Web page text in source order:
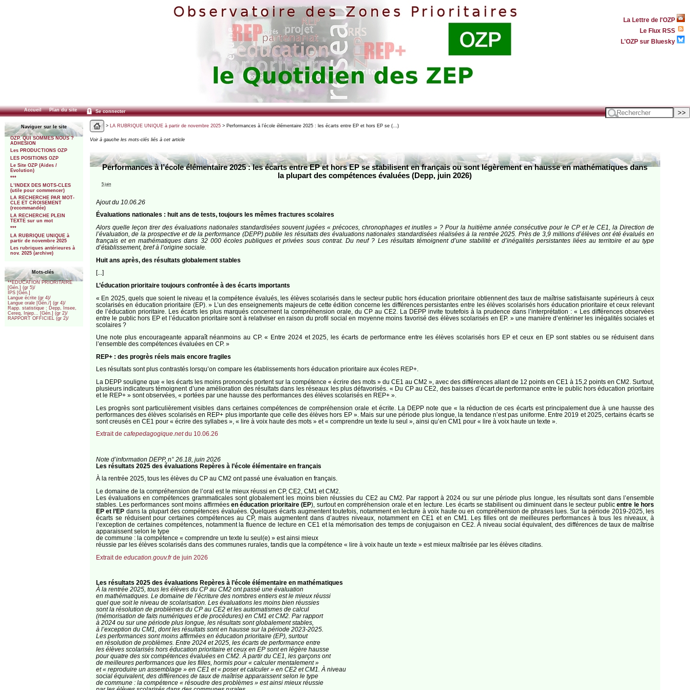
La Lettre de l'OZP
Le Flux RSS
L'OZP sur Bluesky
Accueil Plan du site Se connecter
Naviguer sur le site
OZP. QUI SOMMES NOUS ?
ADHESION
Les PRODUCTIONS OZP
LES POSITIONS OZP
Le Site OZP (Aides /
Evolution)
***
L’INDEX DES MOTS-CLES
(utile pour commencer)
LA RECHERCHE PAR MOT-
CLE ET CROISEMENT
(recommandée)
LA RECHERCHE PLEIN
TEXTE sur un mot
***
LA RUBRIQUE UNIQUE à
partir de novembre 2025
Les rubriques antérieures à
nov. 2025 (archive)
Mots-clés
**EDUCATION PRIORITAIRE
[Gén.] (gr 5)/
IPS [Gén.]
Langue écrite (gr 4)/
Langue orale [Gén./] (gr 4)/
Rapp. statistique : Depp, Insee,
Cereq, Injep... [Gén.] (gr 2)/
RAPPORT OFFICIEL (gr 2)/
> LA RUBRIQUE UNIQUE à partir de novembre 2025> Performances à l’école élémentaire 2025 : les écarts entre EP et hors EP se (…)
Voir à gauche les mots-clés liés à cet article
Performances à l’école élémentaire 2025 : les écarts entre EP et hors EP se stabilisent en français ou sont légèrement en hausse en mathématiques dans
la plupart des compétences évaluées (Depp, juin 2026)
5 juin
Ajout du 10.06.26
Évaluations nationales : huit ans de tests, toujours les mêmes fractures scolaires
Alors quelle leçon tirer des évaluations nationales standardisées souvent jugées « précoces, chronophages et inutiles » ? Pour la huitième année consécutive pour le CP et le CE1, la Direction de
l’évaluation, de la prospective et de la performance (DEPP) publie les résultats des évaluations nationales standardisées réalisées à la rentrée 2025. Près de 3,9 millions d’élèves ont été évalués en
français et en mathématiques dans 32 000 écoles publiques et privées sous contrat. Du neuf ? Les résultats témoignent d’une stabilité et d’inégalités persistantes liées au territoire et au type
d’établissement, bref à l’origine sociale.
Huit ans après, des résultats globalement stables
[...]
L’éducation prioritaire toujours confrontée à des écarts importants
« En 2025, quels que soient le niveau et la compétence évalués, les élèves scolarisés dans le secteur public hors éducation prioritaire obtiennent des taux de maîtrise satisfaisante supérieurs à ceux
scolarisés en éducation prioritaire (EP). » L’un des enseignements majeurs de cette édition concerne les différences persistantes entre les élèves scolarisés hors éducation prioritaire et ceux relevant
de l’éducation prioritaire. Les écarts les plus marqués concernent la compréhension orale, du CP au CE2. La DEPP invite toutefois à la prudence dans l’interprétation : « Les différences observées
entre le public hors EP et l’éducation prioritaire sont à relativiser en raison du profil social en moyenne moins favorisé des élèves scolarisés en EP. » une manière d’entériner les inégalités sociales et
scolaires ?
Une note plus encourageante apparaît néanmoins au CP. « Entre 2024 et 2025, les écarts de performance entre les élèves scolarisés hors EP et ceux en EP sont stables ou se réduisent dans
l’ensemble des compétences évaluées en CP. »
REP+ : des progrès réels mais encore fragiles
Les résultats sont plus contrastés lorsqu’on compare les établissements hors éducation prioritaire aux écoles REP+.
La DEPP souligne que « les écarts les moins prononcés portent sur la compétence « écrire des mots » du CE1 au CM2 », avec des différences allant de 12 points en CE1 à 15,2 points en CM2. Surtout,
plusieurs indicateurs témoignent d’une amélioration des résultats dans les réseaux les plus défavorisés. « Du CP au CE2, des baisses d’écart de performance entre le public hors éducation prioritaire
et le REP+ » sont observées, « portées par une hausse des performances des élèves scolarisés en REP+ ».
Les progrès sont particulièrement visibles dans certaines compétences de compréhension orale et écrite. La DEPP note que « la réduction de ces écarts est principalement due à une hausse des
performances des élèves scolarisés en REP+ plus importante que celle des élèves hors EP ». Mais sur une période plus longue, la tendance n’est pas uniforme. Entre 2019 et 2025, certains écarts se
sont creusés en CE1 pour « écrire des syllabes », « lire à voix haute des mots » et « comprendre un texte lu seul », ainsi qu’en CM1 pour « lire à voix haute un texte ».
Extrait de cafepedagogique.netdu 10.06.26
Note d’information DEPP, n° 26.18, juin 2026
Les résultats 2025 des évaluations Repères à l’école élémentaire en français
À la rentrée 2025, tous les élèves du CP au CM2 ont passé une évaluation en français.
Le domaine de la compréhension de l’oral est le mieux réussi en CP, CE2, CM1 et CM2.
Les évaluations en compétences grammaticales sont globalement les moins bien réussies du CE2 au CM2. Par rapport à 2024 ou sur une période plus longue, les résultats sont dans l’ensemble
stables. Les performances sont moins affirmées en éducation prioritaire (EP), surtout en compréhension orale et en lecture. Les écarts se stabilisent ou diminuent dans le secteur publicentre le hors
EP et l’EP dans la plupart des compétences évaluées. Quelques écarts augmentent toutefois, notamment en lecture à voix haute ou en compréhension de phrases lues. Sur la période 2019‑2025, les
écarts se réduisent pour certaines compétences au CP, mais augmentent dans d’autres niveaux, notamment en CE1 et en CM1. Les filles ont de meilleures performances à tous les niveaux, à
l’exception de certaines compétences, notamment la fluence de lecture en CE1 et la mémorisation des temps de conjugaison en CE2. À niveau social équivalent, des différences de taux de maîtrise
apparaissent selon le type
de commune : la compétence « comprendre un texte lu seul(e) » est ainsi mieux
réussie par les élèves scolarisés dans des communes rurales, tandis que la compétence « lire à voix haute un texte » est mieux maîtrisée par les élèves citadins.
Extrait de education.gouv.frde juin 2026
Les résultats 2025 des évaluations Repères à l’école élémentaire en mathématiques
À la rentrée 2025, tous les élèves du CP au CM2 ont passé une évaluation
en mathématiques. Le domaine de l’écriture des nombres entiers est le mieux réussi
quel que soit le niveau de scolarisation. Les évaluations les moins bien réussies
sont la résolution de problèmes du CP au CE2 et les automatismes de calcul
(mémorisation de faits numériques et de procédures) en CM1 et CM2. Par rapport
à 2024 ou sur une période plus longue, les résultats sont globalement stables,
à l’exception du CM1, dont les résultats sont en hausse sur la période 2023-2025.
Les performances sont moins affirmées en éducation prioritaire (EP), surtout
en résolution de problèmes. Entre 2024 et 2025, les écarts de performance entre
les élèves scolarisés hors éducation prioritaire et ceux en EP sont en légère hausse
pour quatre des six compétences évaluées en CM2. À partir du CE1, les garçons ont
de meilleures performances que les filles, hormis pour « calculer mentalement »
et « reproduire un assemblage » en CE1 et « poser et calculer » en CE2 et CM1. À niveau
social équivalent, des différences de taux de maîtrise apparaissent selon le type
de commune : la compétence « résoudre des problèmes » est ainsi mieux réussie